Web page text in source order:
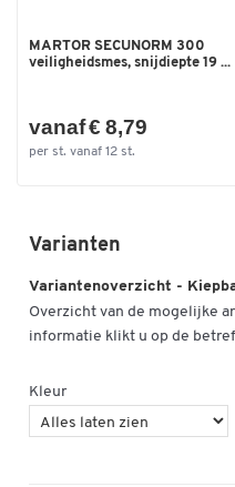
Lengte (mm)
MARTOR SECUNORM 300
veiligheidsmes, snijdiepte 19 ...
vanaf € 8,79
per st. vanaf 12 st.
Varianten
Variantenoverzicht -
Overzicht van de mogelijke
informatie klikt u op de
Kleur